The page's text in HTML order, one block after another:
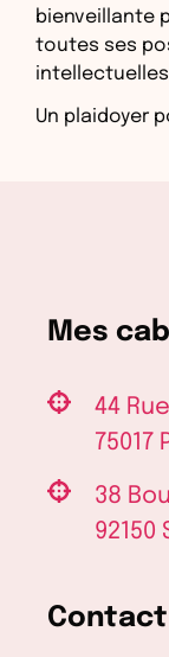
bienveillante
toutes ses
Un plaidoyer
Mes
44
75017
38
92150
Contact